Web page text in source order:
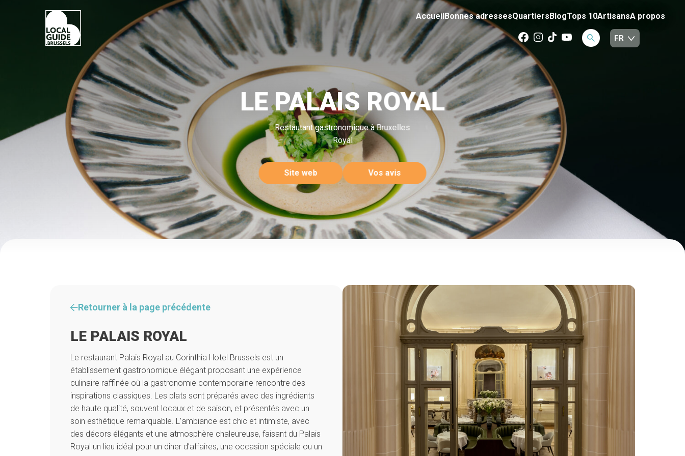
AccueilBonnes adressesQuartiersBlogTops 10ArtisansA propos
LE PALAIS ROYAL
Restautant gastronomique à Bruxelles
Royal
Site web Vos avis
Retourner à la page précédente
LE PALAIS ROYAL
Le restaurant Palais Royal au Corinthia Hotel Brussels est un
établissement gastronomique élégant proposant une expérience
culinaire raffinée où la gastronomie contemporaine rencontre des
inspirations classiques. Les plats sont préparés avec des ingrédients
de haute qualité, souvent locaux et de saison, et présentés avec un
soin esthétique remarquable. L’ambiance est chic et intimiste, avec
des décors élégants et une atmosphère chaleureuse, faisant du Palais
Royal un lieu idéal pour un dîner d’affaires, une occasion spéciale ou un